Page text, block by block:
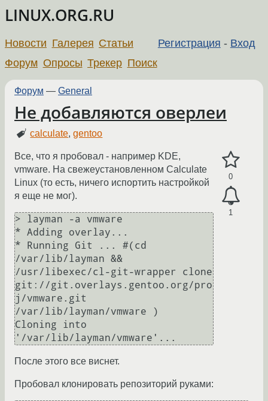
LINUX.ORG.RU
Регистрация - Вход
Новости Галерея Статьи
Форум Опросы Трекер Поиск
Форум — General
Не добавляются оверлеи
calculate,gentoo
0
1
Все, что я пробовал - например KDE,
vmware. На свежеустановленном Calculate
Linux (то есть, ничего испортить настройкой
я еще не мог).
> layman -a vmware
* Adding overlay...
* Running Git ... #(cd
/var/lib/layman &&
/usr/libexec/cl-git-wrapper clone
git://git.overlays.gentoo.org/pro
j/vmware.git
/var/lib/layman/vmware )
Cloning into
После этого все виснет.
Пробовал клонировать репозиторий руками: